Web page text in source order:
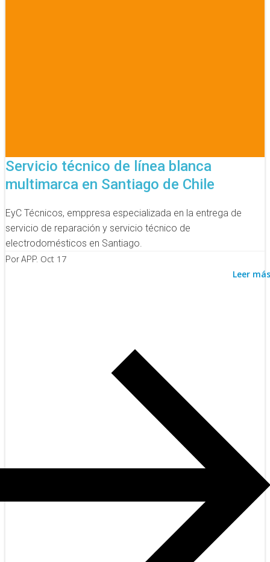
Servicio técnico de línea blanca
multimarca en Santiago de Chile
EyC Técnicos, emppresa especializada en la entrega de
servicio de reparación y servicio técnico de
electrodomésticos en Santiago.
Por APP. Oct 17
Leer más